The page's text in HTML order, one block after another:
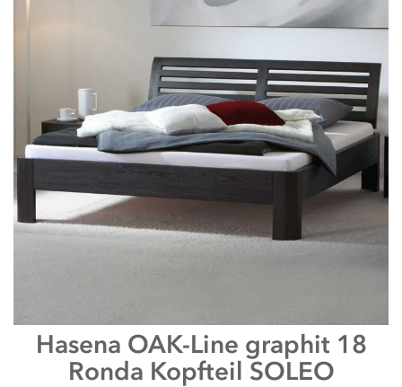
Bildergalerie
AnfangHasena OAK-Line graphit 18
Ronda Kopfteil SOLEO